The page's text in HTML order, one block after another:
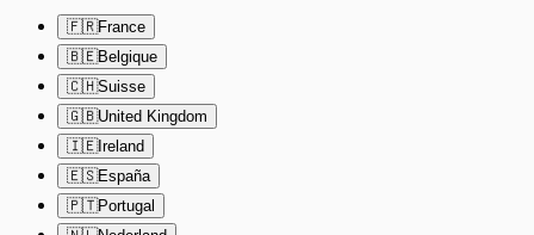
🇫🇷France
🇧🇪Belgique
🇨🇭Suisse
🇬🇧United Kingdom
🇮🇪Ireland
🇪🇸España
🇵🇹Portugal